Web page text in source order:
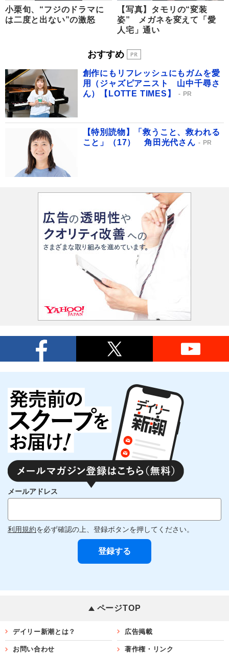
小栗旬、“フジのドラマに
は二度と出ない”の激怒
【写真】タモリの“変装
姿” メガネを変えて「愛
人宅」通い
おすすめ
創作にもリフレッシュにもガムを愛
用（ジャズピアニスト 山中千尋さ
ん）【LOTTE TIMES】
PR
【特別読物】「救うこと、救われる
こと」（17） 角田光代さん
PR
メールアドレス
利用規約を必ず確認の上、登録ボタンを押してください。
ページTOP
デイリー新潮とは？ 広告掲載
お問い合わせ 著作権・リンク